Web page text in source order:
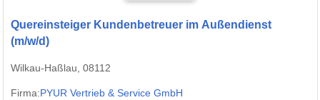
Quereinsteiger Kundenbetreuer im Außendienst
(m/w/d)
Wilkau-Haßlau, 08112
Firma:PYUR Vertrieb & Service GmbH